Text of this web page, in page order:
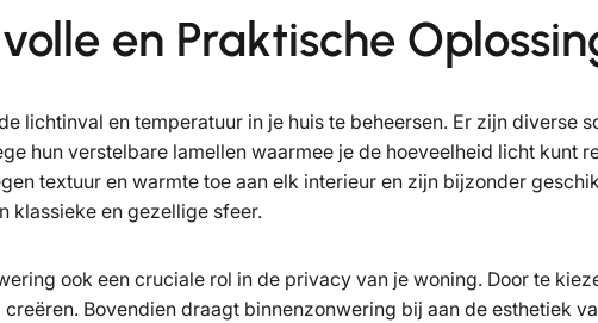
en Praktische
lichtinval en temperatuur in je huis te beheersen. Er zijn diverse
hun verstelbare lamellen waarmee je de hoeveelheid licht kunt
textuur en warmte toe aan elk interieur en zijn bijzonder
klassieke en gezellige sfeer.
ook een cruciale rol in de privacy van je woning. Door te
Bovendien draagt binnenzonwering bij aan de esthetiek